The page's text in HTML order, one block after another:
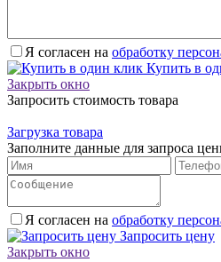
Я согласен на обработку
Купить в
Закрыть окно
Запросить стоимость товара
Загрузка товара
Заполните данные для запроса
Я согласен на обработку
Запросить цену
Закрыть окно